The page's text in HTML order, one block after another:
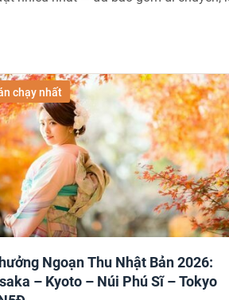
chạy nhất
Ngoạn Thu Nhật Bản 2026:
– Kyoto – Núi Phú Sĩ – Tokyo